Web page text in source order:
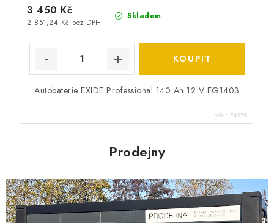
Skladem
2 851,24 Kč bez DPH
3 450 Kč
Autobaterie EXIDE Professional 140 Ah 12 V EG1403
Kód: E4978
Prodejny